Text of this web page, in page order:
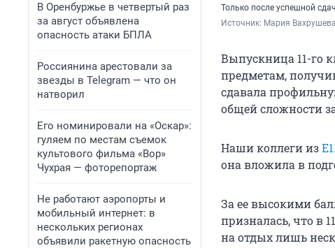
В Оренбуржье в четвертый раз
за август объявлена
опасность атаки БПЛА
Россиянина арестовали за
звезды в Telegram — что он
натворил
Его номинировали на «Оскар»:
гуляем по местам съемок
культового фильма «Вор»
Чухрая — фоторепортаж
Не работают аэропорты и
мобильный интернет: в
нескольких регионах
объявили ракетную опасность
Только после успешной
Источник: Мария Вахрушева
Выпускница 11-го
предметам,
сдавала
общей сложности
Наши коллеги из
она вложила в
За ее высокими
призналась, что в
на отдых лишь